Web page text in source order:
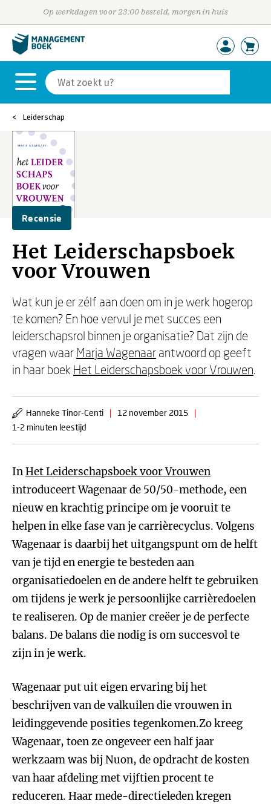
Op werkdagen voor 23:00 besteld, morgen in huis
Leiderschap
Recensie
Het Leiderschapsboek
voor Vrouwen
Wat kun je er zélf aan doen om in je werk hogerop
te komen? En hoe vervul je met succes een
leiderschapsrol binnen je organisatie? Dat zijn de
vragen waar Marja Wagenaar antwoord op geeft
in haar boek Het Leiderschapsboek voor Vrouwen.
Hanneke Tinor-Centi | 12 november 2015
|
1-2 minuten leestijd
InHet Leiderschapsboek voor Vrouwen
introduceert Wagenaar de 50/50-methode, een
nieuw en krachtig principe om je vooruit te
helpen in elke fase van je carrièrecyclus. Volgens
Wagenaar is daarbij het uitgangspunt om de helft
van je tijd en energie te besteden aan
organisatiedoelen en de andere helft te gebruiken
om tijdens je werk je persoonlijke carrièredoelen
te realiseren. Op de manier creëer je de perfecte
balans. De balans die nodig is om succesvol te
zijn in je werk.
Wagenaar put uit eigen ervaring bij het
beschrijven van de valkuilen die vrouwen in
leidinggevende posities tegenkomen.Zo kreeg
Wagenaar, toen ze ongeveer een half jaar
werkzaam was bij Nuon, de opdracht de kosten
van haar afdeling met vijftien procent te
reduceren. Haar mede-directieleden kregen